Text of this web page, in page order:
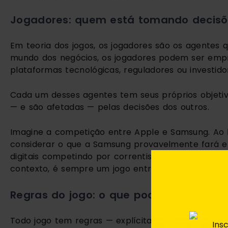
Jogadores: quem está tomando
Em teoria dos jogos, os jogadores são os
mundo dos negócios, os jogadores podem ser
plataformas tecnológicas, reguladores ou
Cada um desses agentes tem seus próprios
— e são afetadas — pelas decisões dos outros.
Imagine a competição entre Apple e Samsung.
considerar o que a Samsung provavelmente
digitais competindo por correntistas, ou redes de
contexto, é sempre um jogo entre múltiplos
Regras do jogo: o que pode ou não ser
Todo jogo tem regras — explícitas ou implícitas —